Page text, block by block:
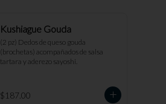
Kushiague Gouda
(2 pz) Dedos de queso gouda
(brochetas) acompañados de salsa
tartara y aderezo sayoshi.
$187.00